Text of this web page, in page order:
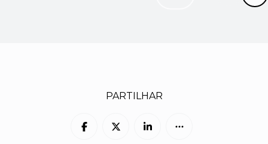
PARTILHAR